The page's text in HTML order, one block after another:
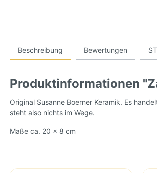
Beschreibung Bewertungen
Produktinformationen
Original Susanne Boerner Keramik. Es
steht also nichts im Wege.
Maße ca. 20 x 8 cm